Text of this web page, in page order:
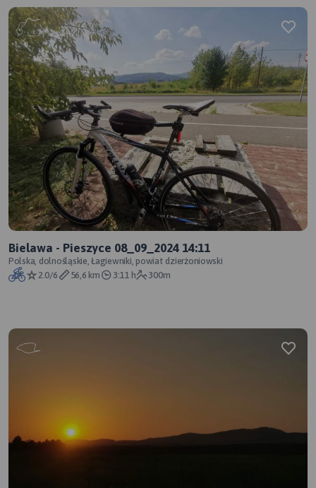
Bielawa - Pieszyce 08_09_2024 14:11
Polska, dolnośląskie, Łagiewniki, powiat dzierżoniowski
2.0/6
56,6 km 3:11 h 300m